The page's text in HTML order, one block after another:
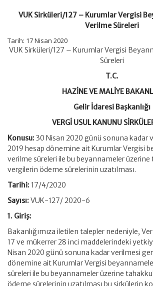
VUK Sirküleri/127 – Kurumlar Vergisi
Verilme Süreleri
Tarih: 17 Nisan 2020
VUK Sirküleri/127 – Kurumlar Vergisi
Süreleri
T.C.
HAZİNE VE MALİYE
Gelir İdaresi Başkanlığı
VERGİ USUL KANUNU
Konusu:30 Nisan 2020 günü sonuna kadar
2019 hesap dönemine ait Kurumlar Vergisi
verilme süreleri ile bu beyannameler
vergilerin ödeme sürelerinin uzatılması.
Tarihi: 17/4/2020
Sayısı:VUK-127/ 2020-6
1. Giriş:
Bakanlığımıza iletilen talepler nedeniyle,
17 ve mükerrer 28 inci maddelerindeki
Nisan 2020 günü sonuna kadar verilmesi
dönemine ait Kurumlar Vergisi
süreleri ile bu beyannameler üzerine
ödeme sürelerinin uzatılması bu sirkülerin